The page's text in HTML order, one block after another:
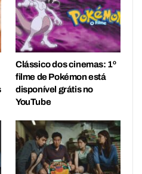
Clássico dos cinemas: 1º
filme de Pokémon está
disponível grátis no
YouTube